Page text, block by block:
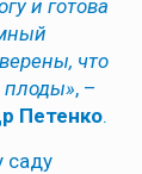
и готова
что
плоды», –
Петенко.
саду